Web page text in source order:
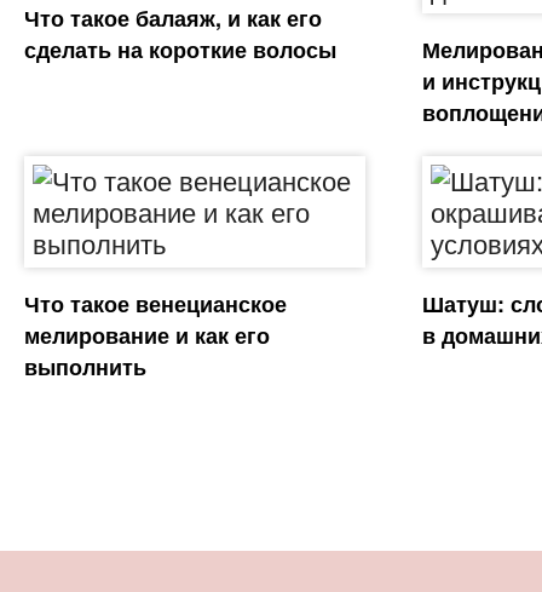
Что такое балаяж, и как его
сделать на короткие волосы
и
Что такое венецианское
мелирование и как его
выполнить
Шатуш:
в